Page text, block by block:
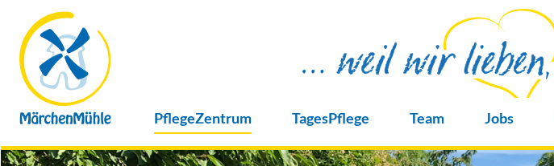
PflegeZentrum TagesPflege Team Jobs